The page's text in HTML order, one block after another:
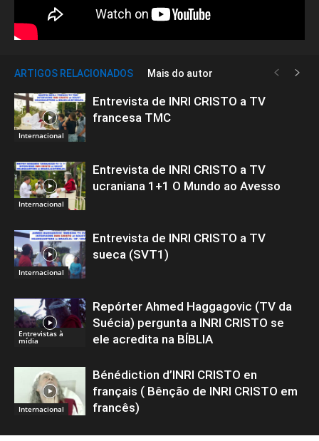
ARTIGOS RELACIONADOS Mais do autor
Internacional
Entrevista de INRI CRISTO a TV
francesa TMC
Internacional
Entrevista de INRI CRISTO a TV
ucraniana 1+1 O Mundo ao Avesso
Internacional
Entrevista de INRI CRISTO a TV
sueca (SVT1)
Entrevistas à
mídia
Repórter Ahmed Haggagovic (TV da
Suécia) pergunta a INRI CRISTO se
ele acredita na BÍBLIA
Internacional
Bénédiction d’INRI CRISTO en
français ( Bênção de INRI CRISTO em
francês)